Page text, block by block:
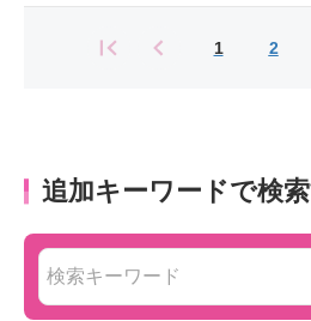
1 2
追加キーワードで検